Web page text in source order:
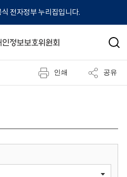
전자정부 누리집입니다.
검
인쇄 공유